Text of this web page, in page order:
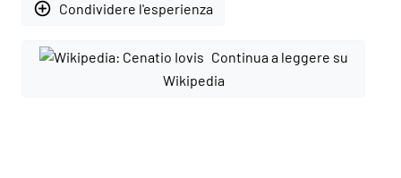
add_circle_outline Condividere l'esperienza
Continua a leggere su
Wikipedia